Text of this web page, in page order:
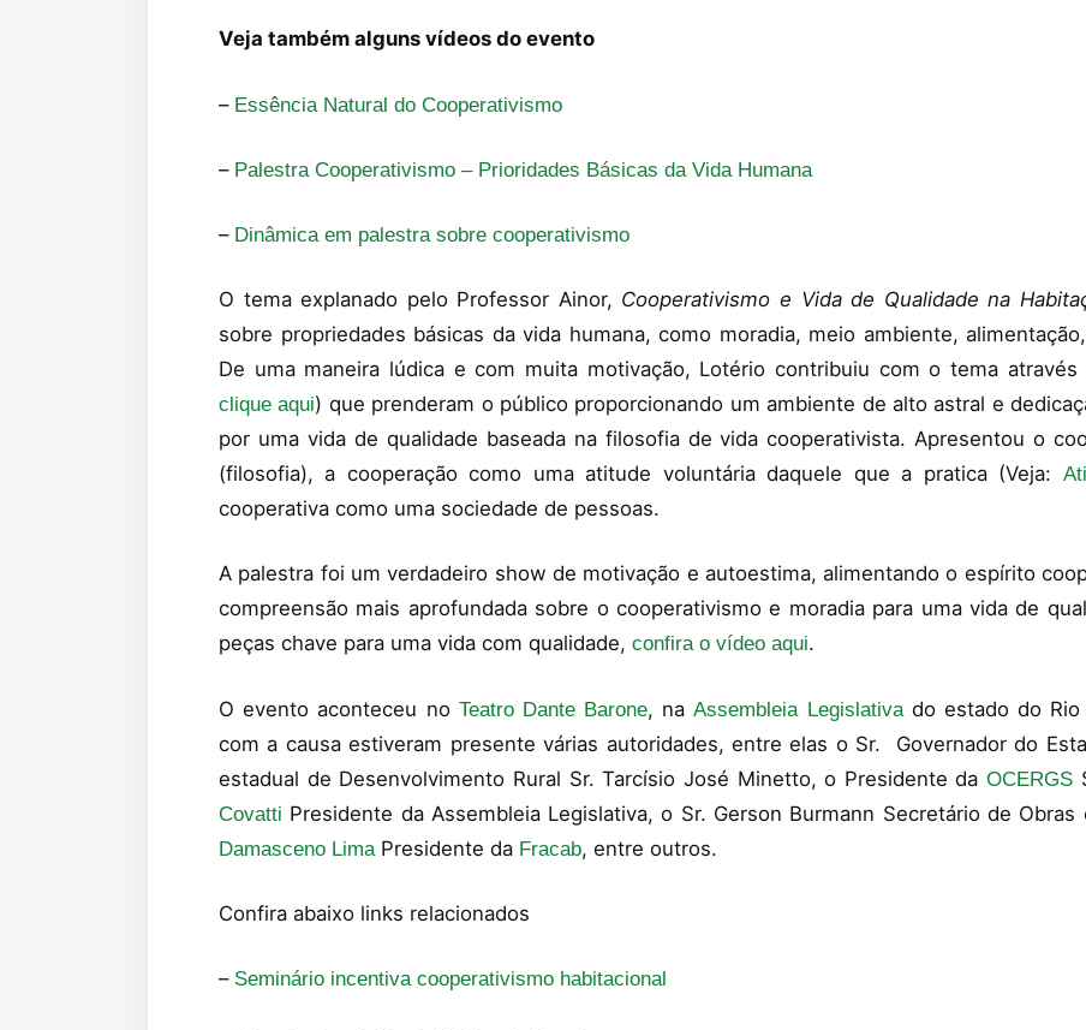
Veja também alguns vídeos do evento
– Essência Natural do Cooperativismo
– Palestra Cooperativismo – Prioridades Básicas da Vida Humana
– Dinâmica em palestra sobre cooperativismo
O tema explanado pelo Professor Ainor, Cooperativismo e Vida de Qualidade na
sobre propriedades básicas da vida humana, como moradia, meio ambiente,
De uma maneira lúdica e com muita motivação, Lotério contribuiu com o tema
clique aqui) que prenderam o público proporcionando um ambiente de alto astral e
por uma vida de qualidade baseada na filosofia de vida cooperativista. Apresentou o
(filosofia), a cooperação como uma atitude voluntária daquele que a pratica (Veja:
cooperativa como uma sociedade de pessoas.
A palestra foi um verdadeiro show de motivação e autoestima, alimentando o espírito
compreensão mais aprofundada sobre o cooperativismo e moradia para uma vida de
peças chave para uma vida com qualidade, confira o vídeo aqui.
O evento aconteceu no Teatro Dante Barone, naAssembleia Legislativado estado do Rio
com a causa estiveram presente várias autoridades, entre elas o Sr. Governador do
estadual de Desenvolvimento Rural Sr. Tarcísio José Minetto, o Presidente daOCERGS
Covatti Presidente da Assembleia Legislativa, o Sr. Gerson Burmann Secretário de Obras
Damasceno Lima Presidente da Fracab, entre outros.
Confira abaixo links relacionados
– Seminário incentiva cooperativismo habitacional